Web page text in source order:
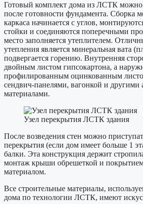
Готовый комплект дома из ЛСТК можно
после готовности фундамента. Сборка
каркаса начинается с углов,
стойки и соединяются поперечными
место заполняется утеплителем.
утепления является минеральная вата
подвергается горению. Внутренняя
двойным листом гипсокартона, а
профилированным оцинкованным
сендвич-панелями, вагонкой и
материалами.
Узел перекрытия ЛСТК здания
После возведения стен можно
перекрытия (если дом имеет больше 1
балки. Эта конструкция держит
монтаж крыши обрешеткой и
материалом.
Все строительные материалы,
дома по технологии ЛСТК, имеют